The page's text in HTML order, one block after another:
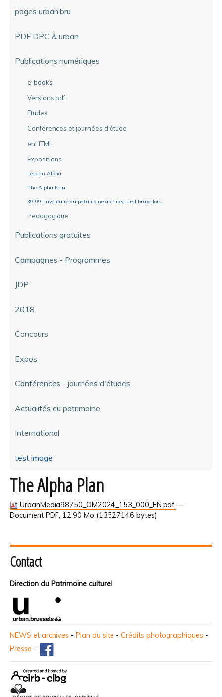
pages urban.bru
PDF DPC & urban
Publications numériques
e-books
Versions pdf
Etudes
Conférences et journées d'étude
enHTML
Expositions
Le plan Alpha
The Alpha Plan
39-99. Inventaire du patrimoine architectural bruxellois
Pedagogique
Publications gratuites
Campagnes - Programmes
JDP
2018
Concours
Expos
Conférences - journées d'études
Actualités du patrimoine
International
test image
The Alpha Plan
UrbanMedia98750_OM2024_153_000_EN.pdf —
Document PDF, 12.90 Mo (13527146 bytes)
Contact
Direction du Patrimoine culturel
NEWS et archives - Plan du site - Crédits photographiques -
Presse -